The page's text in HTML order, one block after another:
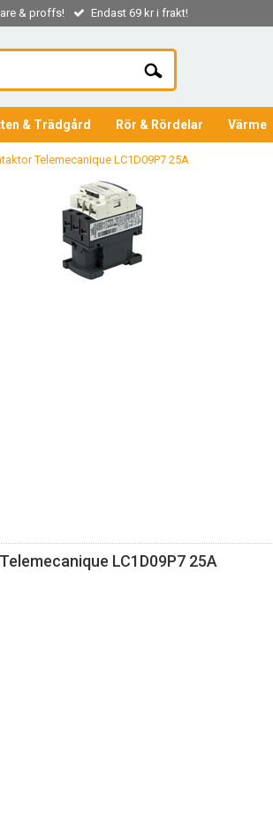
& proffs! Endast 69 kr i frakt!
& Trädgård Rör & Rördelar Värme
Telemecanique LC1D09P7 25A
Telemecanique LC1D09P7 25A